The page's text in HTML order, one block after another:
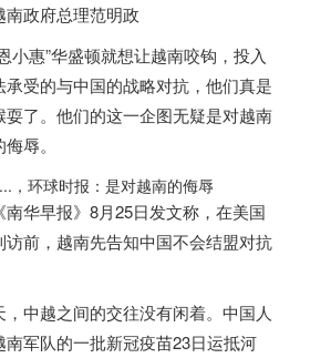
南政府总理范明政
小惠”华盛顿就想让越南咬钩，投入
受的与中国的战略对抗，他们真是
耍了。他们的这一企图无疑是对越南
辱。
南华早报》8月25日发文称，在美国
前， 越南先告知中国不会结盟对抗
，中越之间的交往没有闲着。中国人
南军队的一批新冠疫苗23日运抵河